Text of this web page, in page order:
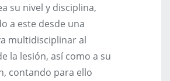
su nivel y disciplina,
a este desde una
multidisciplinar al
la lesión, así como a su
contando para ello